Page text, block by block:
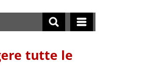
tutte le